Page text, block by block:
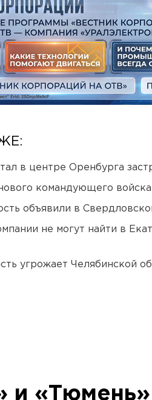
в центре Оренбурга
нового командующего
объявили в
не могут найти в
угрожает Челябинской
и